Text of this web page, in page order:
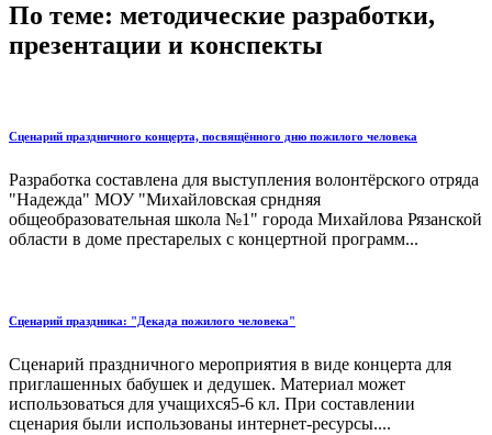
По теме: методические разработки,
презентации и конспекты
Сценарий праздничного концерта, посвящённого дню пожилого человека
Разработка составлена для выступления волонтёрского отряда
"Надежда" МОУ "Михайловская срндняя
общеобразовательная школа №1" города Михайлова Рязанской
области в доме престарелых с концертной программ...
Сценарий праздника: "Декада пожилого человека"
Сценарий праздничного мероприятия в виде концерта для
приглашенных бабушек и дедушек. Материал может
использоваться для учащихся5-6 кл. При составлении
сценария были использованы интернет-ресурсы....